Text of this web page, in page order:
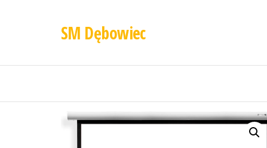
SM Dębowiec